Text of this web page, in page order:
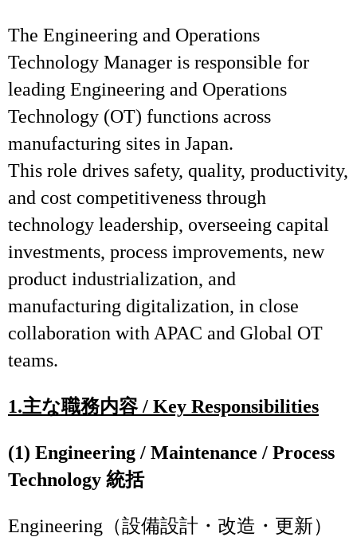
The Engineering and Operations
Technology Manager is responsible for
leading Engineering and Operations
Technology (OT) functions across
manufacturing sites in Japan.
This role drives safety, quality, productivity,
and cost competitiveness through
technology leadership, overseeing capital
investments, process improvements, new
product industrialization, and
manufacturing digitalization, in close
collaboration with APAC and Global OT
teams.
1.主な職務内容/ Key Responsibilities
(1) Engineering / Maintenance / Process
Technology 統括
Engineering（設備設計・改造・更新）